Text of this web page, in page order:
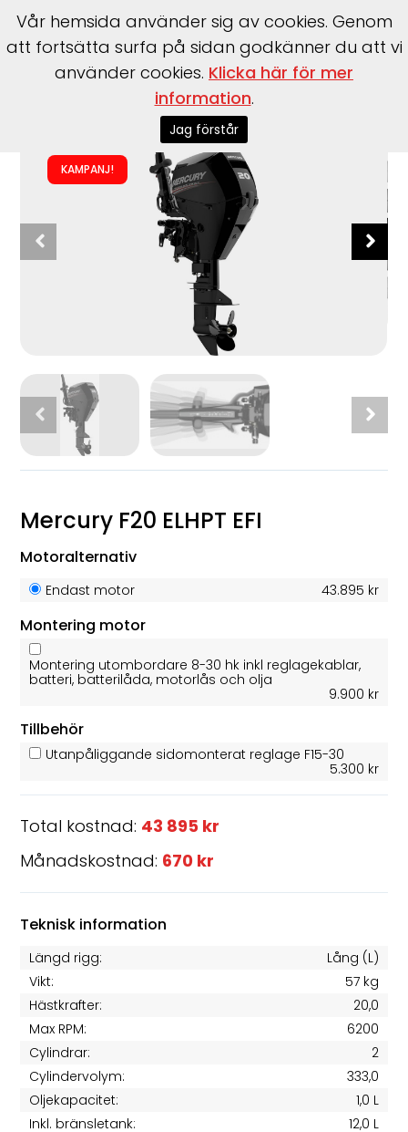
Mercury>F20 ELHPT EFI
KAMPANJ!
Mercury F20 ELHPT EFI
Motoralternativ
Endast motor 43.895 kr
Montering motor
Montering utombordare 8-30 hk inkl reglagekablar,
batteri, batterilåda, motorlås och olja
9.900 kr
Tillbehör
Utanpåliggande sidomonterat reglage F15-30
5.300 kr
Total kostnad: 43 895 kr
Månadskostnad: 670 kr
Teknisk information
Längd rigg:
Lång (L)
Vikt:
57 kg
Hästkrafter:
20,0
Max RPM:
6200
Cylindrar:
2
Cylindervolym:
333,0
Oljekapacitet:
1,0 L
Inkl. bränsletank:
12,0 L
Vår hemsida använder sig av cookies. Genom
att fortsätta surfa på sidan godkänner du att vi
använder cookies. Klicka här för mer
information.
Jag förstår